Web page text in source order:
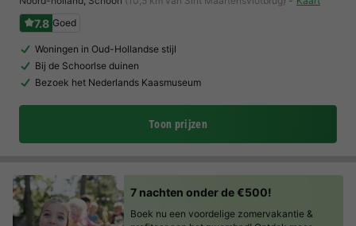
7.8 Goed
Woningen in Oud-Hollandse stijl
Bij de Schoorlse duinen
Bezoek het Nederlands Kaasmuseum
Toon prijzen
7 nachten onder de €500!
Boek nu een voordelige zomervakantie &